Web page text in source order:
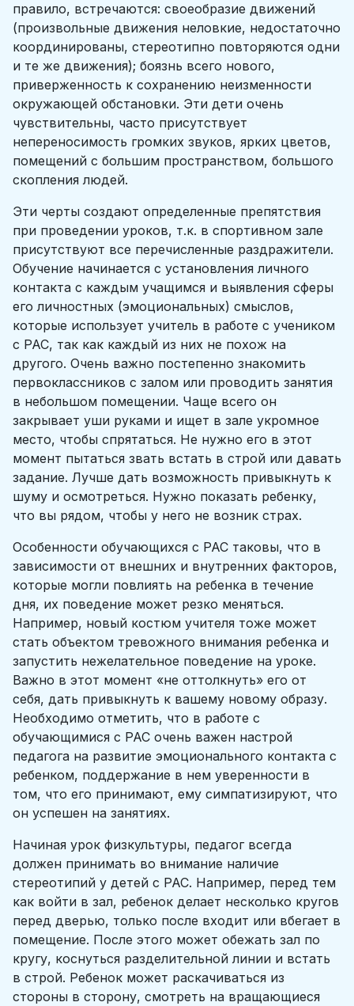
правило, встречаются: своеобразие движений
(произвольные движения неловкие, недостаточно
координированы, стереотипно повторяются одни
и те же движения); боязнь всего нового,
приверженность к сохранению неизменности
окружающей обстановки. Эти дети очень
чувствительны, часто присутствует
непереносимость громких звуков, ярких цветов,
помещений с большим пространством, большого
скопления людей.
Эти черты создают определенные препятствия
при проведении уроков, т.к. в спортивном зале
присутствуют все перечисленные раздражители.
Обучение начинается с установления личного
контакта с каждым учащимся и выявления сферы
его личностных (эмоциональных) смыслов,
которые использует учитель в работе с учеником
с РАС, так как каждый из них не похож на
другого. Очень важно постепенно знакомить
первоклассников с залом или проводить занятия
в небольшом помещении. Чаще всего он
закрывает уши руками и ищет в зале укромное
место, чтобы спрятаться. Не нужно его в этот
момент пытаться звать встать в строй или давать
задание. Лучше дать возможность привыкнуть к
шуму и осмотреться. Нужно показать ребенку,
что вы рядом, чтобы у него не возник страх.
Особенности обучающихся с РАС таковы, что в
зависимости от внешних и внутренних факторов,
которые могли повлиять на ребенка в течение
дня, их поведение может резко меняться.
Например, новый костюм учителя тоже может
стать объектом тревожного внимания ребенка и
запустить нежелательное поведение на уроке.
Важно в этот момент «не оттолкнуть» его от
себя, дать привыкнуть к вашему новому образу.
Необходимо отметить, что в работе с
обучающимися с РАС очень важен настрой
педагога на развитие эмоционального контакта с
ребенком, поддержание в нем уверенности в
том, что его принимают, ему симпатизируют, что
он успешен на занятиях.
Начиная урок физкультуры, педагог всегда
должен принимать во внимание наличие
стереотипий у детей с РАС. Например, перед тем
как войти в зал, ребенок делает несколько кругов
перед дверью, только после входит или вбегает в
помещение. После этого может обежать зал по
кругу, коснуться разделительной линии и встать
в строй. Ребенок может раскачиваться из
стороны в сторону, смотреть на вращающиеся